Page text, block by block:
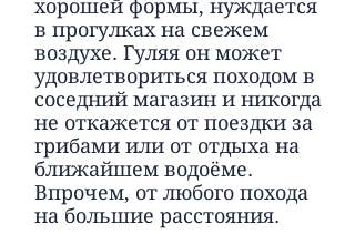
хорошей формы, нуждается
в прогулках на свежем
воздухе. Гуляя он может
удовлетвориться походом в
соседний магазин и никогда
не откажется от поездки за
грибами или от отдыха на
ближайшем водоёме.
Впрочем, от любого похода
на большие расстояния.